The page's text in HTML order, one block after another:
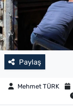
Paylaş
Mehmet TÜRK